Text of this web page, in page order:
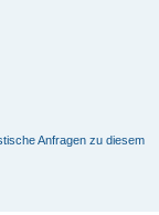
Anfragen zu diesem